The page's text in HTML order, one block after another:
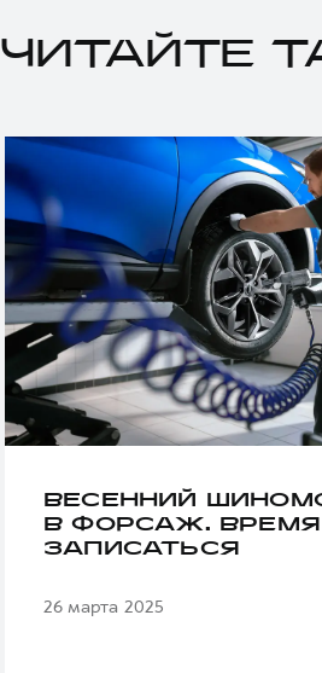
ЧИТАЙТЕ
ВЕСЕННИЙ
В ФОРСАЖ. ВРЕМЯ
ЗАПИСАТЬСЯ
26 марта 2025